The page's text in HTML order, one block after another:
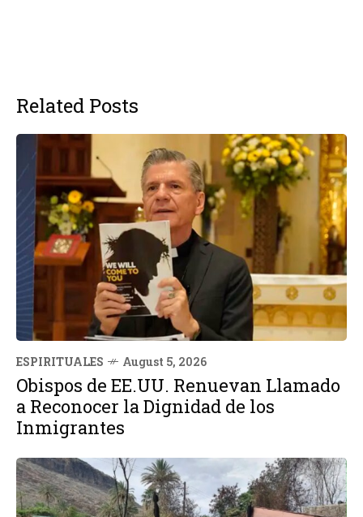
Related Posts
ESPIRITUALES August 5, 2026
Obispos de EE.UU. Renuevan Llamado
a Reconocer la Dignidad de los
Inmigrantes